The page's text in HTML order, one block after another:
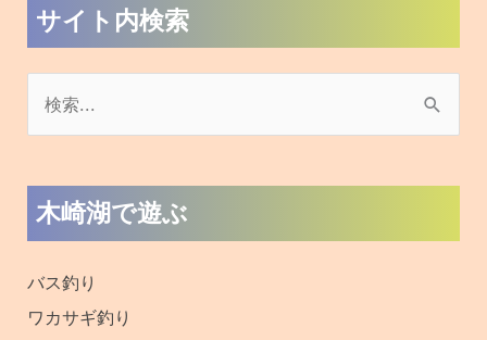
サイト内検索
象
木崎湖で遊ぶ
バス釣り
ワカサギ釣り